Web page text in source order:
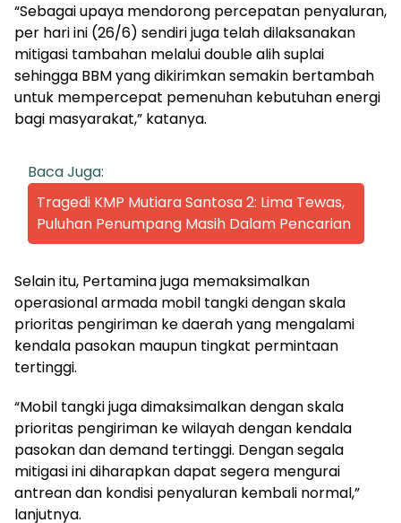
“Sebagai upaya mendorong percepatan penyaluran,
per hari ini (26/6) sendiri juga telah dilaksanakan
mitigasi tambahan melalui double alih suplai
sehingga BBM yang dikirimkan semakin bertambah
untuk mempercepat pemenuhan kebutuhan energi
bagi masyarakat,” katanya.
Baca Juga:
Tragedi KMP Mutiara Santosa 2: Lima Tewas,
Puluhan Penumpang Masih Dalam Pencarian
Selain itu, Pertamina juga memaksimalkan
operasional armada mobil tangki dengan skala
prioritas pengiriman ke daerah yang mengalami
kendala pasokan maupun tingkat permintaan
tertinggi.
“Mobil tangki juga dimaksimalkan dengan skala
prioritas pengiriman ke wilayah dengan kendala
pasokan dan demand tertinggi. Dengan segala
mitigasi ini diharapkan dapat segera mengurai
antrean dan kondisi penyaluran kembali normal,”
lanjutnya.